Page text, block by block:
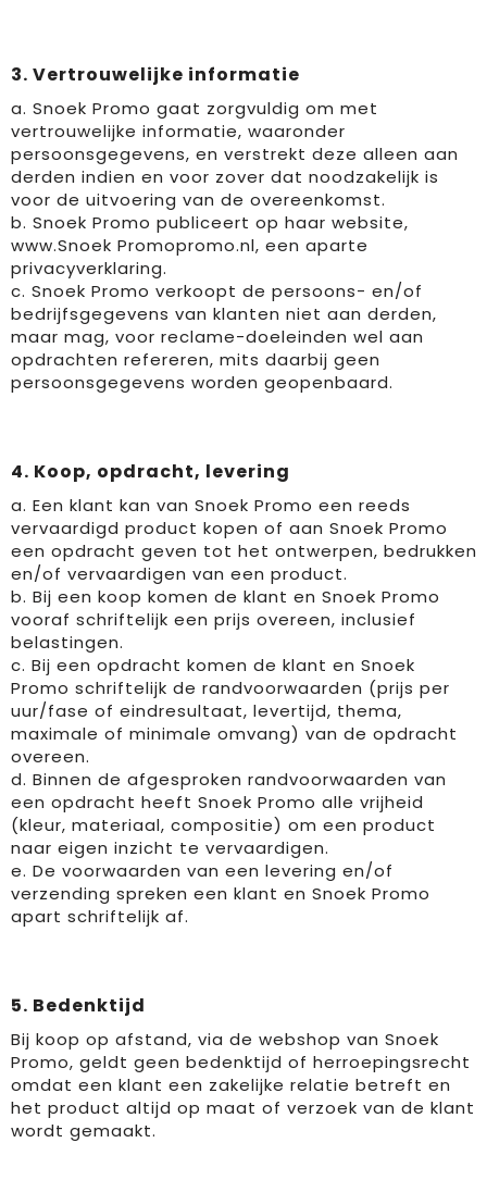
Reistassensets
3. Vertrouwelijke informatie
a. Snoek Promo gaat zorgvuldig om met
vertrouwelijke informatie, waaronder
persoonsgegevens, en verstrekt deze alleen aan
derden indien en voor zover dat noodzakelijk is
voor de uitvoering van de overeenkomst.
b. Snoek Promo publiceert op haar website,
www.Snoek Promopromo.nl, een aparte
privacyverklaring.
c. Snoek Promo verkoopt de persoons- en/of
bedrijfsgegevens van klanten niet aan derden,
maar mag, voor reclame-doeleinden wel aan
opdrachten refereren, mits daarbij geen
persoonsgegevens worden geopenbaard.
4. Koop, opdracht, levering
a. Een klant kan van Snoek Promo een reeds
vervaardigd product kopen of aan Snoek Promo
een opdracht geven tot het ontwerpen, bedrukken
en/of vervaardigen van een product.
b. Bij een koop komen de klant en Snoek Promo
vooraf schriftelijk een prijs overeen, inclusief
belastingen.
c. Bij een opdracht komen de klant en Snoek
Promo schriftelijk de randvoorwaarden (prijs per
uur/fase of eindresultaat, levertijd, thema,
maximale of minimale omvang) van de opdracht
overeen.
d. Binnen de afgesproken randvoorwaarden van
een opdracht heeft Snoek Promo alle vrijheid
(kleur, materiaal, compositie) om een product
naar eigen inzicht te vervaardigen.
e. De voorwaarden van een levering en/of
verzending spreken een klant en Snoek Promo
apart schriftelijk af.
5. Bedenktijd
Bij koop op afstand, via de webshop van Snoek
Promo, geldt geen bedenktijd of herroepingsrecht
omdat een klant een zakelijke relatie betreft en
het product altijd op maat of verzoek van de klant
wordt gemaakt.